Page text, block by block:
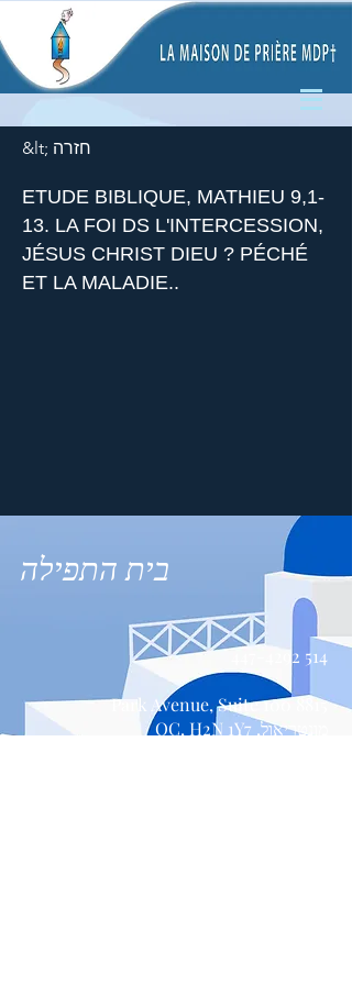
&lt; חזרה
ETUDE BIBLIQUE, MATHIEU 9,1-
13. LA FOI DS L'INTERCESSION,
JÉSUS CHRIST DIEU ? PÉCHÉ
ET LA MALADIE..
בית התפילה
514 447-4292
8815 Park Avenue, Suite 100
מונטריאול, QC, H2N 1Y7